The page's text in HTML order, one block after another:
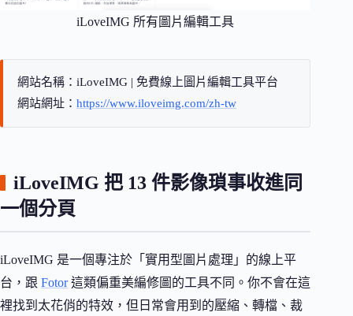
iLoveIMG 所有圖片編輯工具
網站名稱：iLoveIMG | 免費線上圖片編輯工具平台
網站網址： https://www.iloveimg.com/zh-tw
iLoveIMG 把 13 件影像瑣事收進同
一個分頁
iLoveIMG 是一個專注於「實用型圖片處理」的線上平
台，跟 Fotor這類偏重美編修圖的工具不同。你不會在這
裡找到太花俏的特效，但日常會用到的壓縮、轉檔、裁